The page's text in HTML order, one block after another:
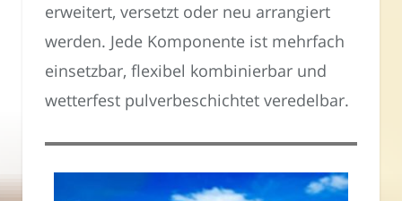
erweitert, versetzt oder neu arrangiert
werden. Jede Komponente ist mehrfach
einsetzbar, flexibel kombinierbar und
wetterfest pulverbeschichtet veredelbar.